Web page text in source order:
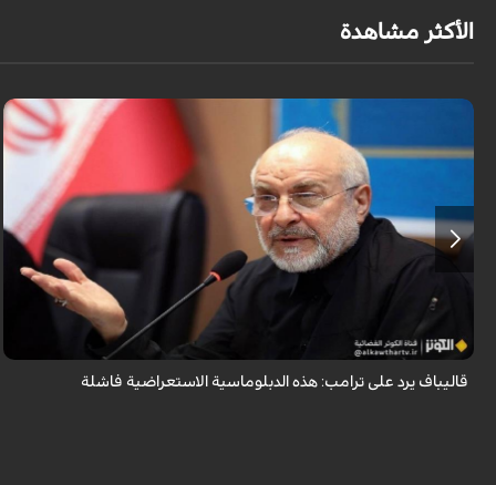
الأكثر مشاهدة
أكد رئيس مجلس الشورى الإسلامي الإيراني أن التصريحات الاستعراضية
والتهديدات المتكررة لم تعد تُجدي نفعاً، واصفاً إياها بالدبلوماسية الفاشلة.
قاليباف يرد على ترامب: هذه الدبلوماسية الاستعراضية فاشلة